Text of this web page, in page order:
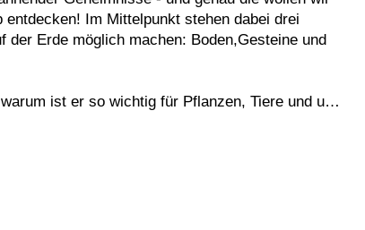
Im Mittelpunkt stehen dabei drei
der Erde möglich machen: Boden,Gesteine und
ist er so wichtig für Pflanzen, Tiere und uns
der Erde erzählen? Und welche Rolle spielt